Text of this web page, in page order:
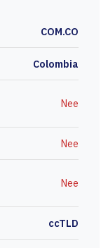
COM.CO
Colombia
Nee
Nee
Nee
ccTLD